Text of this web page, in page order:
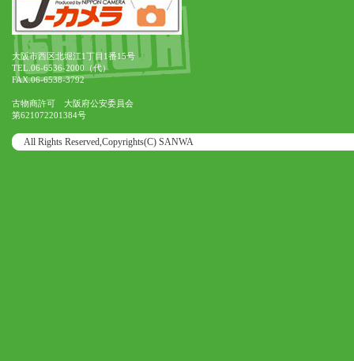
大阪市西区北堀江1丁目1番15号
TEL.06-6536-2000（代）
FAX.06-6538-3792
古物商許可 大阪府公安委員会
第621072201384号
All Rights Reserved,Copyrights(C) SANWA